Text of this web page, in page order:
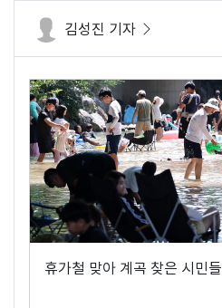
김성진 기자
휴가철 맞아 계곡 찾은 시민들